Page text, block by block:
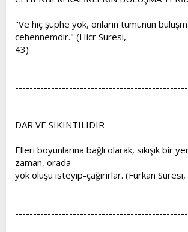
"Ve hiç şüphe yok, onların tümünün
cehennemdir." (Hicr Suresi,
43)
--------------
DAR VE SIKINTILIDIR
Elleri boyunlarına bağlı olarak, sıkışık bir
zaman, orada
yok oluşu isteyip-çağırırlar. (Furkan
--------------